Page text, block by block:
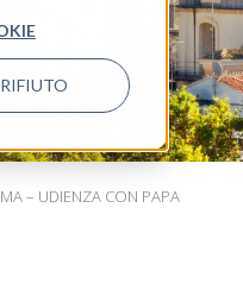
RIFIUTO
– UDIENZA CON PAPA